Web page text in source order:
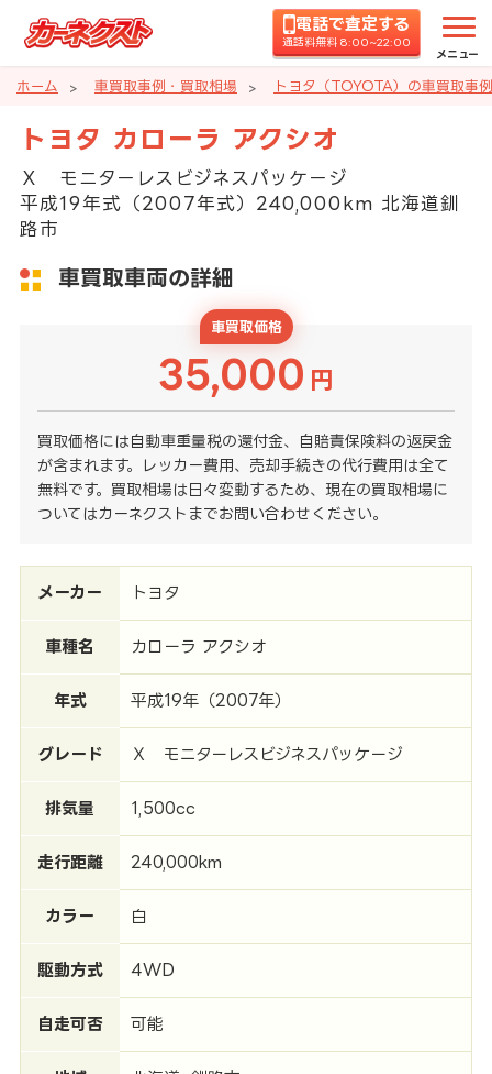
電話で査定する
通話料無料 8:00~22:00
メニュー
ホーム 車買取事例・買取相場 トヨタ（TOYOTA）の車買取事
トヨタ カローラ アクシオ
Ｘ モニターレスビジネスパッケージ
平成19年式（2007年式）240,000km 北海道釧
路市
車買取車両の詳細
車買取価格
35,000 円
買取価格には自動車重量税の還付金、自賠責保険料の返戻金
が含まれます。レッカー費用、売却手続きの代行費用は全て
無料です。買取相場は日々変動するため、現在の買取相場に
ついてはカーネクストまでお問い合わせください。
メーカー トヨタ
車種名 カローラ アクシオ
年式 平成19年（2007年）
グレード Ｘ モニターレスビジネスパッケージ
排気量 1,500cc
走行距離 240,000km
カラー 白
駆動方式 4WD
自走可否 可能